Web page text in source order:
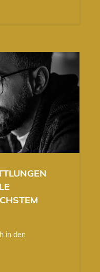
in den